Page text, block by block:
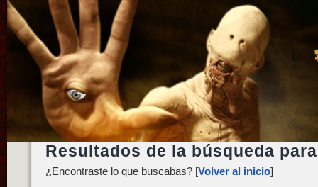
Resultados de la búsqueda
¿Encontraste lo que buscabas? [Volver al inicio]